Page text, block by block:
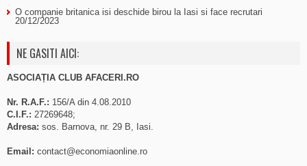
O companie britanica isi deschide birou la Iasi si face recrutari
20/12/2023
NE GASITI AICI:
ASOCIAȚIA CLUB AFACERI.RO
Nr. R.A.F.: 156/A din 4.08.2010
C.I.F.: 27269648;
Adresa: sos. Barnova, nr. 29 B, Iasi.
Email: contact@economiaonline.ro